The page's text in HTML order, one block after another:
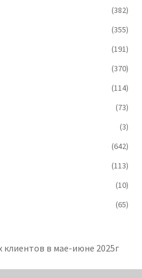
(382)
(355)
(191)
(370)
(114)
(73)
(3)
(642)
(113)
(10)
(65)
клиентов в мае-июне 2025г